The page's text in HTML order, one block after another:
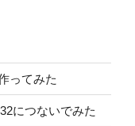
ってみた
につないでみた